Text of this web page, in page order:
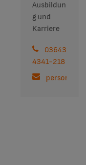
Ausbildun
g und
Karriere
03643
4341-218